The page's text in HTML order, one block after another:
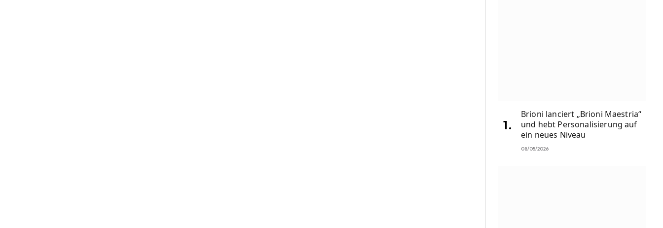
Brioni lanciert „Brioni Maestria“
und hebt Personalisierung auf
ein neues Niveau
08/05/2026